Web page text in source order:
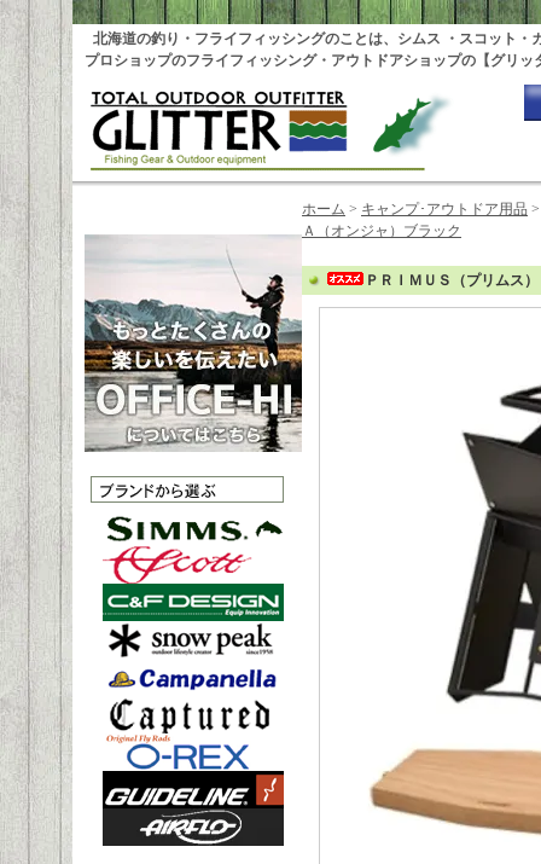
北海道の釣り・フライフィッシングのことは、シムス ・スコット・
プロショップのフライフィッシング・アウトドアショップの【グリッ
ホーム > キャンプ･アウトドア用品
Ａ（オンジャ）ブラック
ＰＲＩＭＵＳ（プリムス